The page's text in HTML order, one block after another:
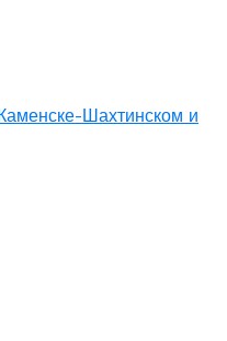
Шахтинском и